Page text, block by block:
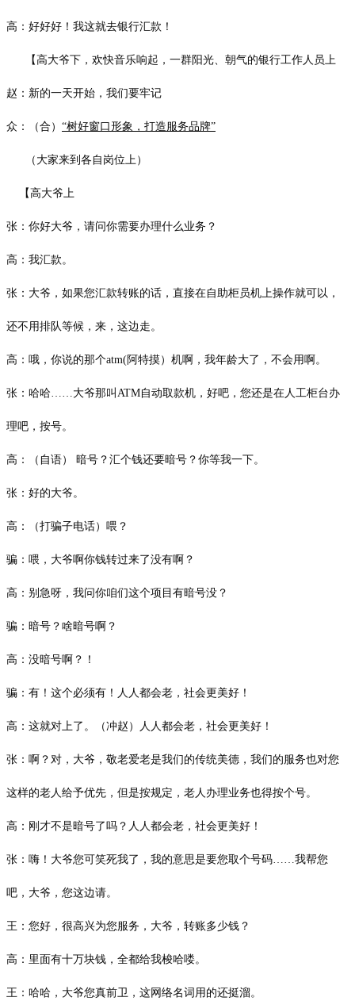
高：好好好！我这就去银行汇款！
【高大爷下，欢快音乐响起，一群阳光、朝气的银行工作人员上
赵：新的一天开始，我们要牢记
众：（合） “树好窗口形象，打造服务品牌”
（大家来到各自岗位上）
【高大爷上
张：你好大爷，请问你需要办理什么业务？
高：我汇款。
张：大爷，如果您汇款转账的话，直接在自助柜员机上操作就可以，
还不用排队等候，来，这边走。
高：哦，你说的那个atm(阿特摸）机啊，我年龄大了，不会用啊。
张：哈哈 ……大爷那叫ATM自动取款机，好吧，您还是在人工柜台办
理吧，按号。
高：（自语） 暗号？汇个钱还要暗号？你等我一下。
张：好的大爷。
高：（打骗子电话）喂？
骗：喂，大爷啊你钱转过来了没有啊？
高：别急呀，我问你咱们这个项目有暗号没？
骗：暗号？啥暗号啊？
高：没暗号啊？！
骗：有！这个必须有！人人都会老，社会更美好！
高：这就对上了。（冲赵）人人都会老，社会更美好！
张：啊？对，大爷，敬老爱老是我们的传统美德，我们的服务也对您
这样的老人给予优先，但是按规定，老人办理业务也得按个号。
高：刚才不是暗号了吗？人人都会老，社会更美好！
张：嗨！大爷您可笑死我了，我的意思是要您取个号码 ……我帮您
吧，大爷，您这边请。
王：您好，很高兴为您服务，大爷，转账多少钱？
高：里面有十万块钱，全都给我梭哈喽。
王：哈哈，大爷您真前卫，这网络名词用的还挺溜。